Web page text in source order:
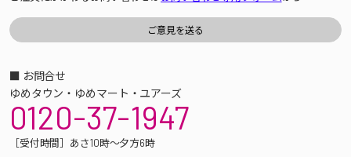
■ お問合せ
ゆめタウン・ゆめマート・ユアーズ
0120-37-1947
［受付時間］あさ10時～夕方6時